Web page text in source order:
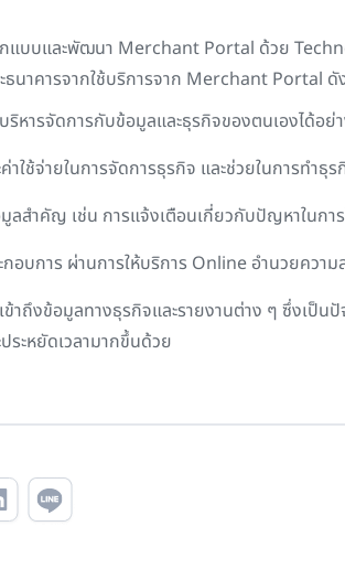
กแบบและพัฒนา Merchant Portal ด้วย
นาคารจากใช้บริการจาก Merchant Portal ดั
ริหารจัดการกับข้อมูลและธุรกิจของตนเองได้อย่
าใช้จ่ายในการจัดการธุรกิจ และช่วยในการทำธุ
ลสำคัญ เช่น การแจ้งเตือนเกี่ยวกับปัญหาในกา
อบการ ผ่านการให้บริการ Online อำนวยความ
ข้าถึงข้อมูลทางธุรกิจและรายงานต่าง ๆ ซึ่งเ
ระหยัดเวลามากขึ้นด้วย